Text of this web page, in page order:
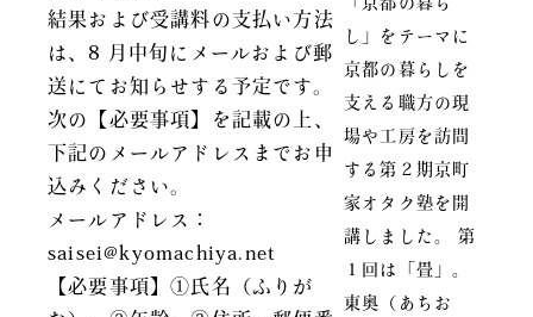
結果および受講料の支払い方法
は、8 月中旬にメールおよび郵
送にてお知らせする予定です。
次の【必要事項】を記載の上、
下記のメールアドレスまでお申
込みください。
メールアドレス：
saisei@kyomachiya.net
【必要事項】①氏名（ふりが
し」をテーマに
京都の暮らしを
支える職方の現
場や工房を訪問
する第２期京町
家オタク塾を開
講しました。 第
１回は「畳」。
東奥（あちお